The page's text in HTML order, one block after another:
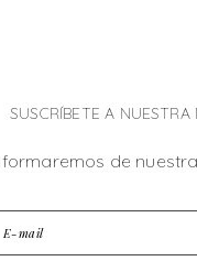
SUSCRÍBETE A
de